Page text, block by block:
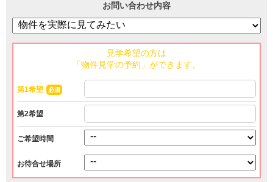
お問い合わせ内容
見学希望の方は
「物件見学の予約」ができます。
第1希望 必須
第2希望
ご希望時間
お待合せ場所